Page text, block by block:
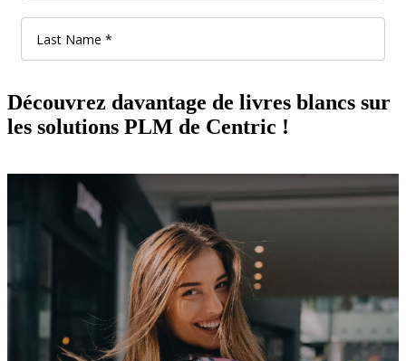
Découvrez davantage de livres blancs sur
les solutions PLM de Centric !